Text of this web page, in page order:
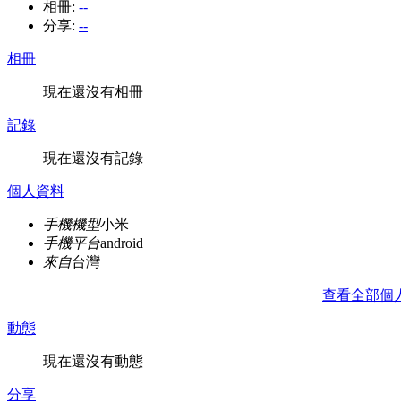
相冊: --
分享: --
相冊
現在還沒有相冊
記錄
現在還沒有記錄
個人資料
手機機型小米
手機平台android
來自台灣
查看全部個
動態
現在還沒有動態
分享